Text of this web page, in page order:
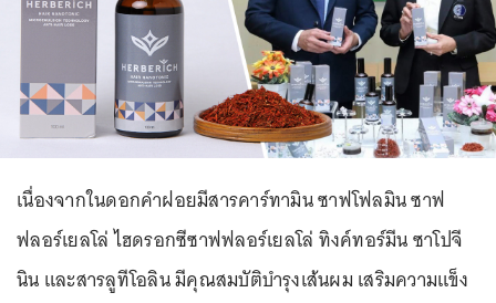
เนื่องจากในดอกคำฝอยมีสารคาร์ทามิน ซาฟโฟลมิน ซาฟ
ฟลอร์เยลโล่ ไฮดรอกซีซาฟฟลอร์เยลโล่ ทิงค์ทอร์มีน ซาโปจี
นิน และสารลูทีโอลิน มีคุณสมบัติบำรุงเส้นผม เสริมความแข็ง